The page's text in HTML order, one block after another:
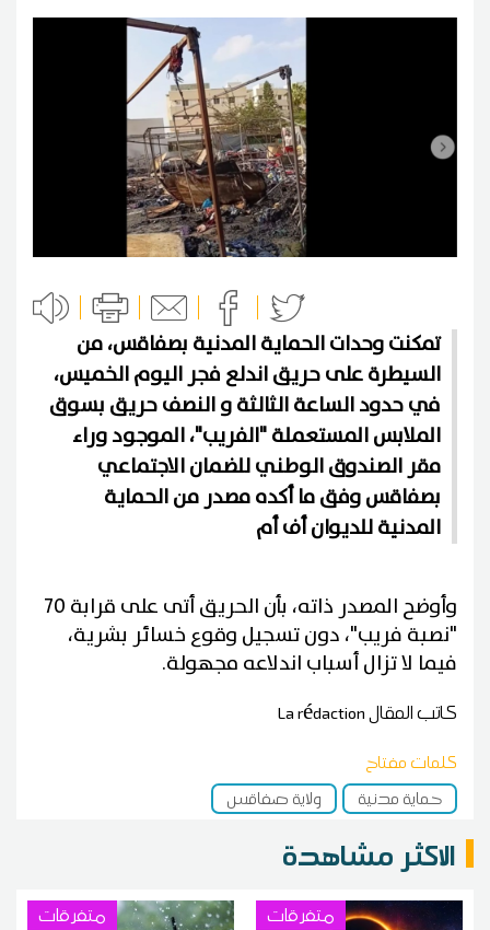
تمكنت وحدات الحماية المدنية بصفاقس، من
السيطرة على حريق اندلع فجر اليوم الخميس،
في حدود الساعة الثالثة و النصف حريق بسوق
الملابس المستعملة "الفريب"، الموجود وراء
مقر الصندوق الوطني للضمان الاجتماعي
بصفاقس وفق ما أكده مصدر من الحماية
المدنية للديوان أف أم
وأوضح المصدر ذاته، بأن الحريق أتى على قرابة 70
"نصبة فريب"، دون تسجيل وقوع خسائر بشرية،
فيما لا تزال أسباب اندلاعه مجهولة.
كاتب المقالLa rédaction
كلمات مفتاح
حماية مدنية
ولاية صفاقس
الاكثر مشاهدة
متفرقات متفرقات